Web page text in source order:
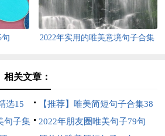
句
2022年实用的唯美意境句子合集
相关文章：
选15
【推荐】唯美简短句子合集38
条
句子集
2022年朋友圈唯美句子79句